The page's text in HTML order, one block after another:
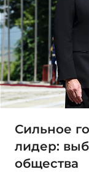
Сильное
лидер:
общества